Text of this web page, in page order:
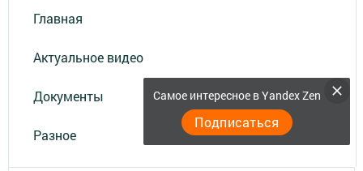
Главная
Актуальное видео
Документы
Разное
Самое интересное в Yandex Zen
Подписаться